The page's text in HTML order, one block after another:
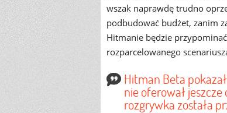
wszak naprawdę trudno
podbudować budżet, zanim
Hitmanie będzie
rozparcelowanego
Hitman Beta
nie oferował
rozgrywka została